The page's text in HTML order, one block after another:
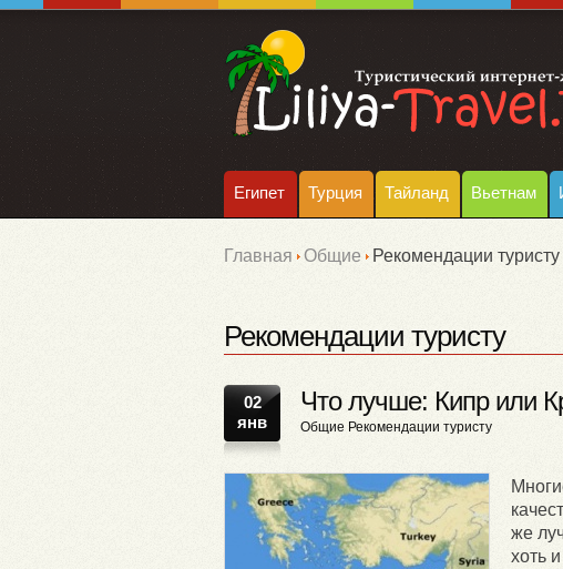
Египет Турция Тайланд Вьетнам
Главная Общие Рекомендации туристу
Рекомендации туристу
02
янв
Что лучше: Кипр или
Общие Рекомендации туристу
же
хоть